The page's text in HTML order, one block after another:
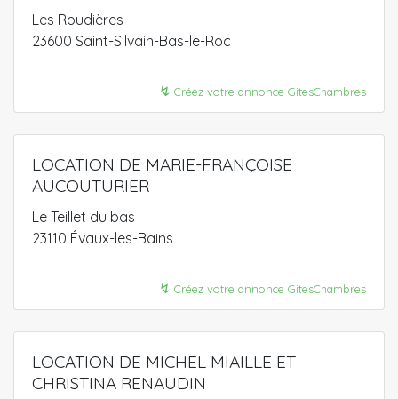
Les Roudières
23600 Saint-Silvain-Bas-le-Roc
↯ Créez votre annonce GitesChambres
LOCATION DE MARIE-FRANÇOISE
AUCOUTURIER
Le Teillet du bas
23110 Évaux-les-Bains
↯ Créez votre annonce GitesChambres
LOCATION DE MICHEL MIAILLE ET
CHRISTINA RENAUDIN